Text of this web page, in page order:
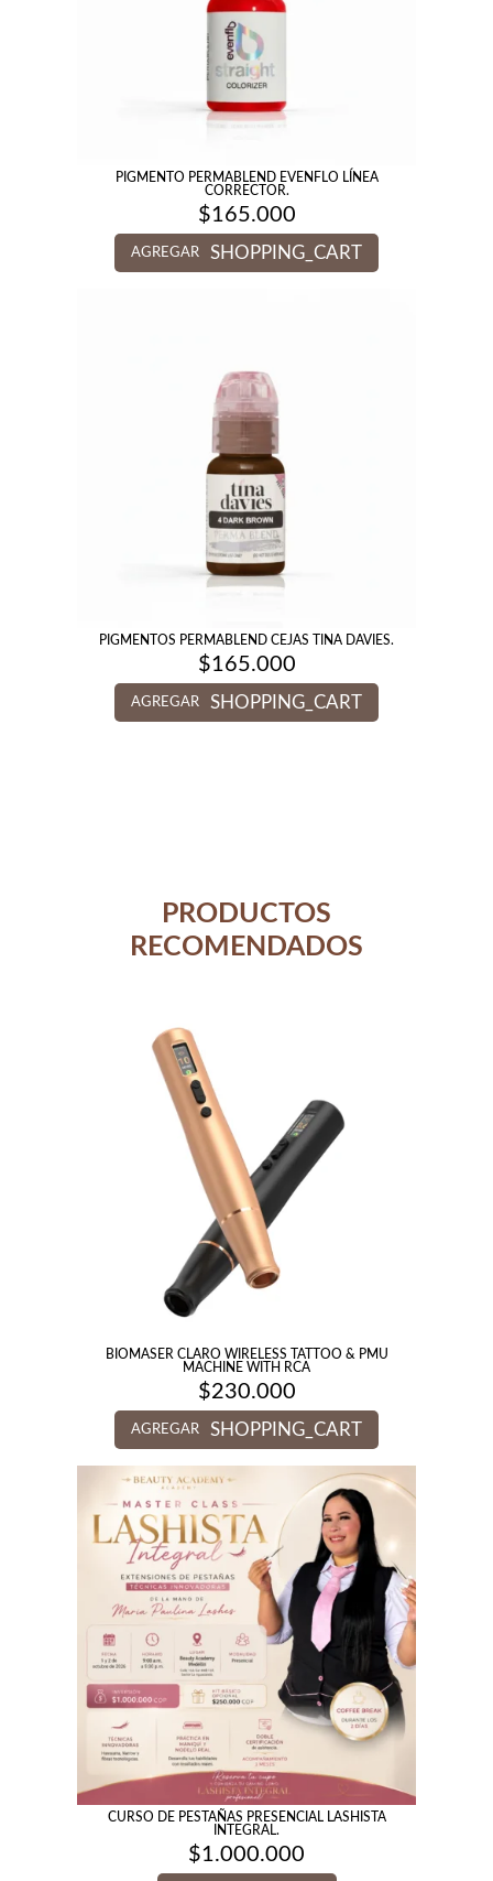
PIGMENTO PERMABLEND EVENFLO LÍNEA
CORRECTOR.
$165.000
AGREGAR SHOPPING_CART
PIGMENTOS PERMABLEND CEJAS TINA DAVIES.
$165.000
AGREGAR SHOPPING_CART
PRODUCTOS
RECOMENDADOS
BIOMASER CLARO WIRELESS TATTOO & PMU
MACHINE WITH RCA
$230.000
AGREGAR SHOPPING_CART
CURSO DE PESTAÑAS PRESENCIAL LASHISTA
INTEGRAL.
$1.000.000